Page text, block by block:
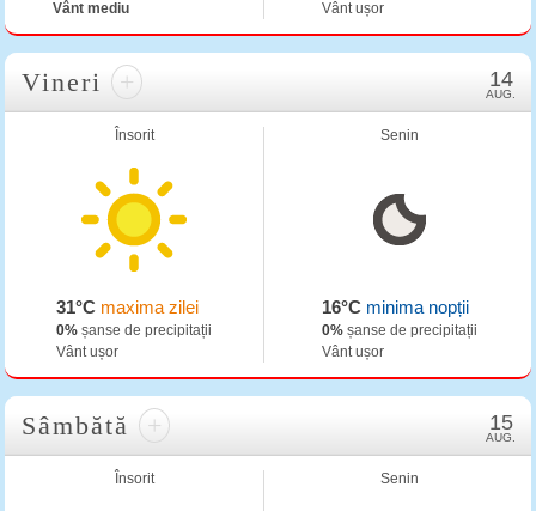
Vânt mediu
Vânt ușor
Vineri + 14
AUG.
Însorit
31°C maxima zilei
0% șanse de precipitații
Vânt ușor
Senin
16°Cminima nopții
0%șanse de precipitații
Vânt ușor
Sâmbătă + 15
AUG.
Însorit Senin